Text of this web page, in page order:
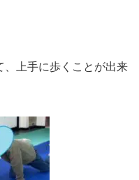
、上手に歩くことが出来